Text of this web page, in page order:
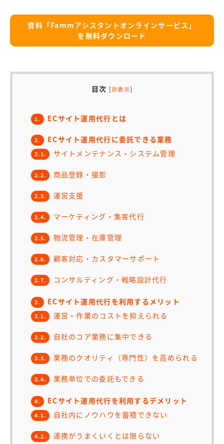
資料「Fammアシスタントオンラインサービス」
を無料ダウンロード
目次 [非表示]
1. ECサイト運用代行とは
2. ECサイト運用代行に委託できる業務
2.1. サイトメンテナンス・システム管理
2.2. 商品登録・撮影
2.3. 運営支援
2.4. マーケティング・集客代行
2.5. 物流管理・在庫管理
2.6. 顧客対応・カスタマーサポート
2.7. コンサルティング・戦略設計代行
3. ECサイト運用代行を利用するメリット
3.1. 運営・作業のコストを抑えられる
3.2. 自社のコア業務に集中できる
3.3. 業務のクオリティ（専門性）を高められる
3.4. 業務単位での委託もできる
4. ECサイト運用代行を利用するデメリット
4.1. 自社内にノウハウを蓄積できない
4.2. 連携がうまくいくとは限らない